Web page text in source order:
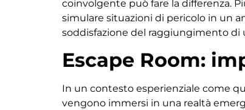
coinvolgente può fare la differenza.
simulare situazioni di pericolo in un
soddisfazione del raggiungimento
Escape Room:
In un contesto esperienziale come
vengono immersi in una realtà